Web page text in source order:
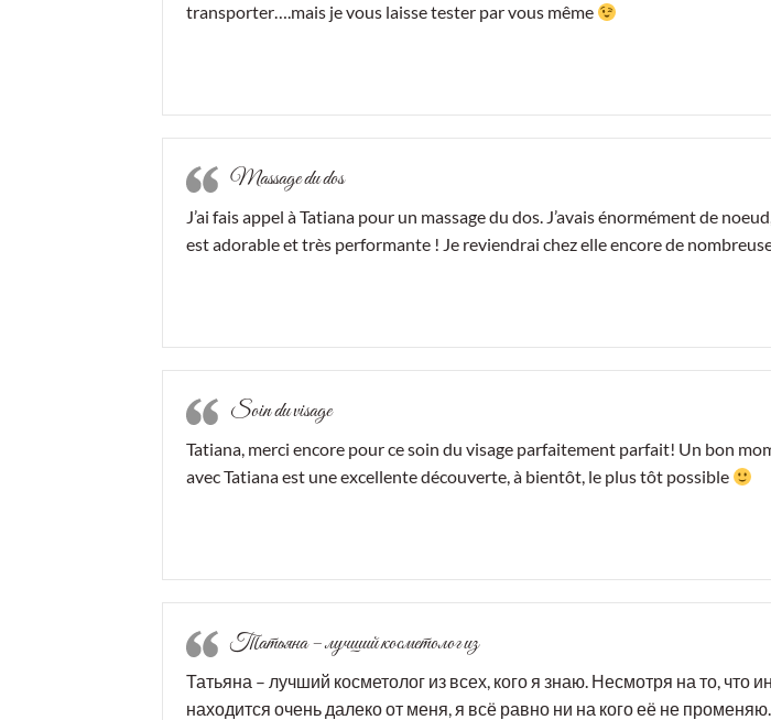
transporter….mais je vous laisse tester par vous même
Massage du dos
J’ai fais appel à Tatiana pour un massage du dos. J’avais énormément de
est adorable et très performante ! Je reviendrai chez elle encore de
Soin du visage
Tatiana, merci encore pour ce soin du visage parfaitement parfait! Un bon
avec Tatiana est une excellente découverte, à bientôt, le plus tôt possible
Татьяна – лучший косметолог из
Татьяна – лучший косметолог из всех, кого я знаю. Несмотря на то, что
находится очень далеко от меня, я всё равно ни на кого её не